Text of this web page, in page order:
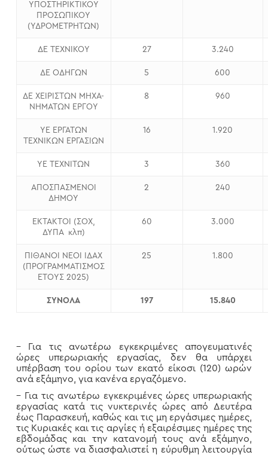
ΥΠΟΣΤΗΡΙΚΤΙΚΟΥ
ΠΡΟΣΩΠΙΚΟΥ
(ΥΔΡΟΜΕΤΡΗΤΩΝ)
ΔΕ ΤΕΧΝΙΚΟΥ 27 3.240
ΔΕ ΟΔΗΓΩΝ 5 600
ΔΕ ΧΕΙΡΙΣΤΩΝ ΜΗΧΑ-
ΝΗΜΑΤΩΝ ΕΡΓΟΥ
8 960
ΥΕ ΕΡΓΑΤΩΝ
ΤΕΧΝΙΚΩΝ ΕΡΓΑΣΙΩΝ
16 1.920
ΥΕ ΤΕΧΝΙΤΩΝ 3 360
ΑΠΟΣΠΑΣΜΕΝΟΙ
ΔΗΜΟΥ
2 240
ΕΚΤΑΚΤΟΙ (ΣΟΧ,
ΔΥΠΑ κλπ)
60 3.000
ΠΙΘΑΝΟΙ ΝΕΟΙ ΙΔΑΧ
(ΠΡΟΓΡΑΜΜΑΤΙΣΜΟΣ
ΕΤΟΥΣ 2025)
25 1.800
ΣΥΝΟΛΑ 197 15.840
– Για τις ανωτέρω εγκεκριμένες απογευματινές
ώρες υπερωριακής εργασίας, δεν θα υπάρχει
υπέρβαση του ορίου των εκατό είκοσι (120) ωρών
ανά εξάμηνο, για κανένα εργαζόμενο.
– Για τις ανωτέρω εγκεκριμένες ώρες υπερωριακής
εργασίας κατά τις νυκτερινές ώρες από Δευτέρα
έως Παρασκευή, καθώς και τις μη εργάσιμες ημέρες,
τις Κυριακές και τις αργίες ή εξαιρέσιμες ημέρες της
εβδομάδας και την κατανομή τους ανά εξάμηνο,
ούτως ώστε να διασφαλιστεί η εύρυθμη λειτουργία